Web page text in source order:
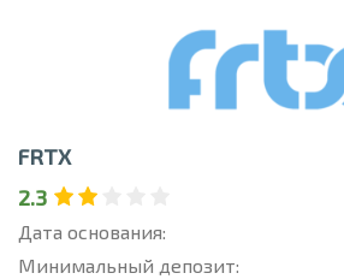
FRTX
2.3
Дата основания:
Минимальный депозит: